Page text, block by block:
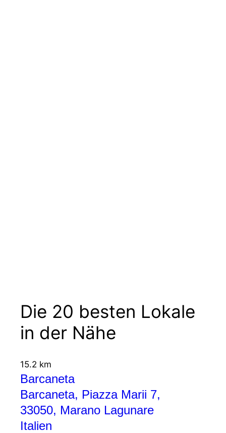
Die 20 besten Lokale
in der Nähe
15.2 km
Barcaneta
Barcaneta, Piazza Marii 7,
33050, Marano Lagunare
Italien